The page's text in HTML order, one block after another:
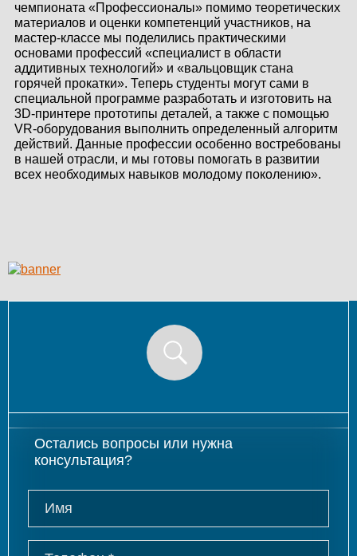
ЛИЧНЫЙ КАБИНЕТ
ЛИЧНЫЙ КАБИНЕТ
КЛИЕНТА
чемпионата «Профессионалы» помимо теоретических
материалов и оценки компетенций участников, на
мастер-классе мы поделились практическими
основами профессий «специалист в области
аддитивных технологий» и «вальцовщик стана
горячей прокатки». Теперь студенты могут сами в
специальной программе разработать и изготовить на
3D-принтере прототипы деталей, а также с помощью
VR-оборудования выполнить определенный алгоритм
действий. Данные профессии особенно востребованы
в нашей отрасли, и мы готовы помогать в развитии
всех необходимых навыков молодому поколению».
Остались вопросы или нужна
консультация?